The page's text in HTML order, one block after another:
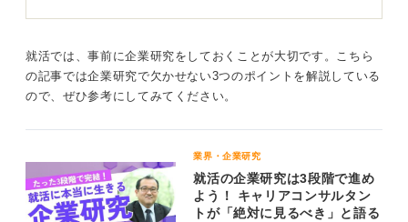
かわからない人に将来性があると言ってもらえると安心
できるのでしょうか。
同じようにネット上で「やばい」と書かれている企業は
数多くありますが、それだけで企業の実態を判断できる
「やばい」という言葉の正体は人それぞれ違う不安
があるから
就活では、事前に企業研究をしておくことが大切です。こちら
の記事では企業研究で欠かせない3つのポイントを解説している
ので、ぜひ参考にしてみてください。
業界・企業研究
就活の企業研究は3段階で進め
よう！ キャリアコンサルタン
トが「絶対に見るべき」と語る